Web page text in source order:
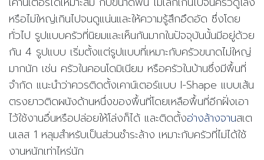
หรือไม่ใหญ่เกินไปจนดูแน่นและให้ความรู้สึกอึดอัด ซึ่งโดย
ทั่วไป รูปแบบครัวที่นิยมและเห็นกันมากในปัจจุบันนั้นมีอยู่ด้วย
กัน 4 รูปแบบ เริ่มตั้งแต่รูปแบบที่เหมาะกับครัวขนาดไม่ใหญ่
มากนัก เช่น ครัวในคอนโดมิเนียม หรือครัวในบ้านซึ่งมีพื้นที่
จำกัด แนะนำว่าควรติดตั้งเคาน์เตอร์แบบ I-Shape แบบเส้น
ตรงยาวติดผนังด้านหนึ่งของพื้นที่โดยเหลือพื้นที่อีกฝั่งเอา
ไว้ใช้งานอื่นหรือปล่อยให้โล่งก็ได้ และติดตั้งอ่างล้างจานสเต
นเลส 1 หลุมสำหรับเป็นส่วนชำระล้าง เหมาะกับครัวที่ไม่ได้ใช้
งานหนักเท่าไหร่นัก